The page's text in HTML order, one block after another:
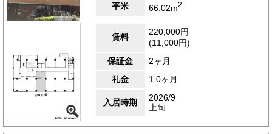
平米
66.02m2
賃料
220,000円
(11,000円)
保証金
2ヶ月
礼金
1.0ヶ月
入居時期
2026/9
上旬